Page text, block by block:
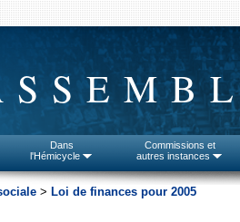
Dans
l'Hémicycle
Commissions et
autres instances
> Loi de finances pour 2005